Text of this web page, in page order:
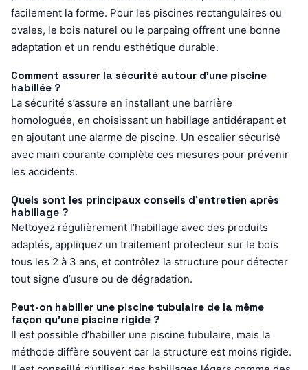
facilement la forme. Pour les piscines rectangulaires ou
ovales, le bois naturel ou le parpaing offrent une bonne
adaptation et un rendu esthétique durable.
Comment assurer la sécurité autour d’une piscine
habillée ?
La sécurité s’assure en installant une barrière
homologuée, en choisissant un habillage antidérapant et
en ajoutant une alarme de piscine. Un escalier sécurisé
avec main courante complète ces mesures pour prévenir
les accidents.
Quels sont les principaux conseils d’entretien après
habillage ?
Nettoyez régulièrement l’habillage avec des produits
adaptés, appliquez un traitement protecteur sur le bois
tous les 2 à 3 ans, et contrôlez la structure pour détecter
tout signe d’usure ou de dégradation.
Peut-on habiller une piscine tubulaire de la même
façon qu’une piscine rigide ?
Il est possible d’habiller une piscine tubulaire, mais la
méthode diffère souvent car la structure est moins rigide.